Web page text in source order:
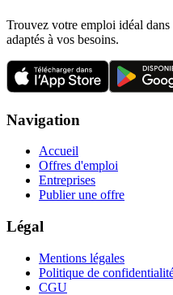
Trouvez votre emploi idéal
adaptés à vos besoins.
Navigation
Accueil
Offres d'emploi
Entreprises
Publier une offre
Légal
Mentions légales
Politique de
CGU